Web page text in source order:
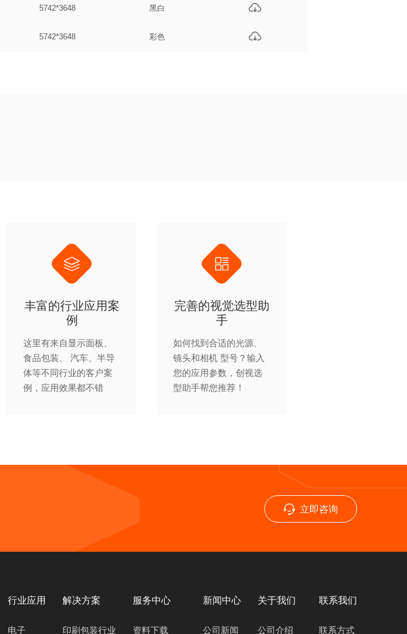
5742*3648 黑白
5742*3648 彩色
丰富的行业应用案
例
这里有来自显示面板、
食品包装、 汽车、半导
体等不同行业的客户案
例，应用效果都不错
完善的视觉选型助
手
如何找到合适的光源、
镜头和相机 型号？输入
您的应用参数，创视选
型助手帮您推荐！
立即咨询
行业应用
电子
解决方案
印刷包装行业
服务中心
资料下载
新闻中心
公司新闻
关于我们
公司介绍
联系我们
联系方式